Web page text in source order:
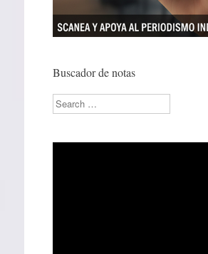
Buscador de notas
Search